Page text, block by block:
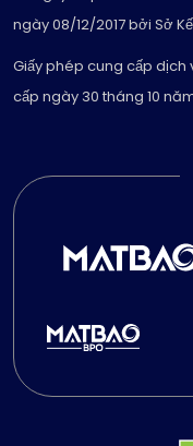
ngày 08/12/2017 bởi Sở
Giấy phép cung cấp dịch
cấp ngày 30 tháng 10